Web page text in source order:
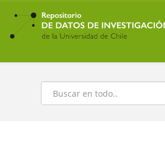
Ir
contenido
principal
Buscar